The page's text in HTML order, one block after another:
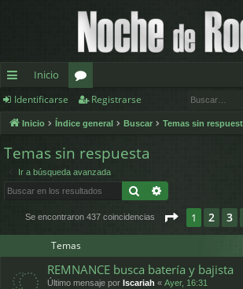
nl
ac
es
os
Inicio
or
os
Identificarse Registrarse
Inicio Índice general Buscar Temas sin
Temas sin respuesta
Ir a búsqueda avanzada
Buscar
Se encontraron 437 coincidencias Página de
1 2 3
Temas
REMNANCE busca batería y bajista
Último mensaje por Iscariah « Ayer, 16:31